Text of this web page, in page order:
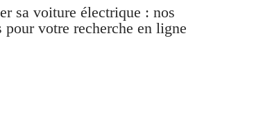
sa voiture électrique : nos
pour votre recherche en ligne